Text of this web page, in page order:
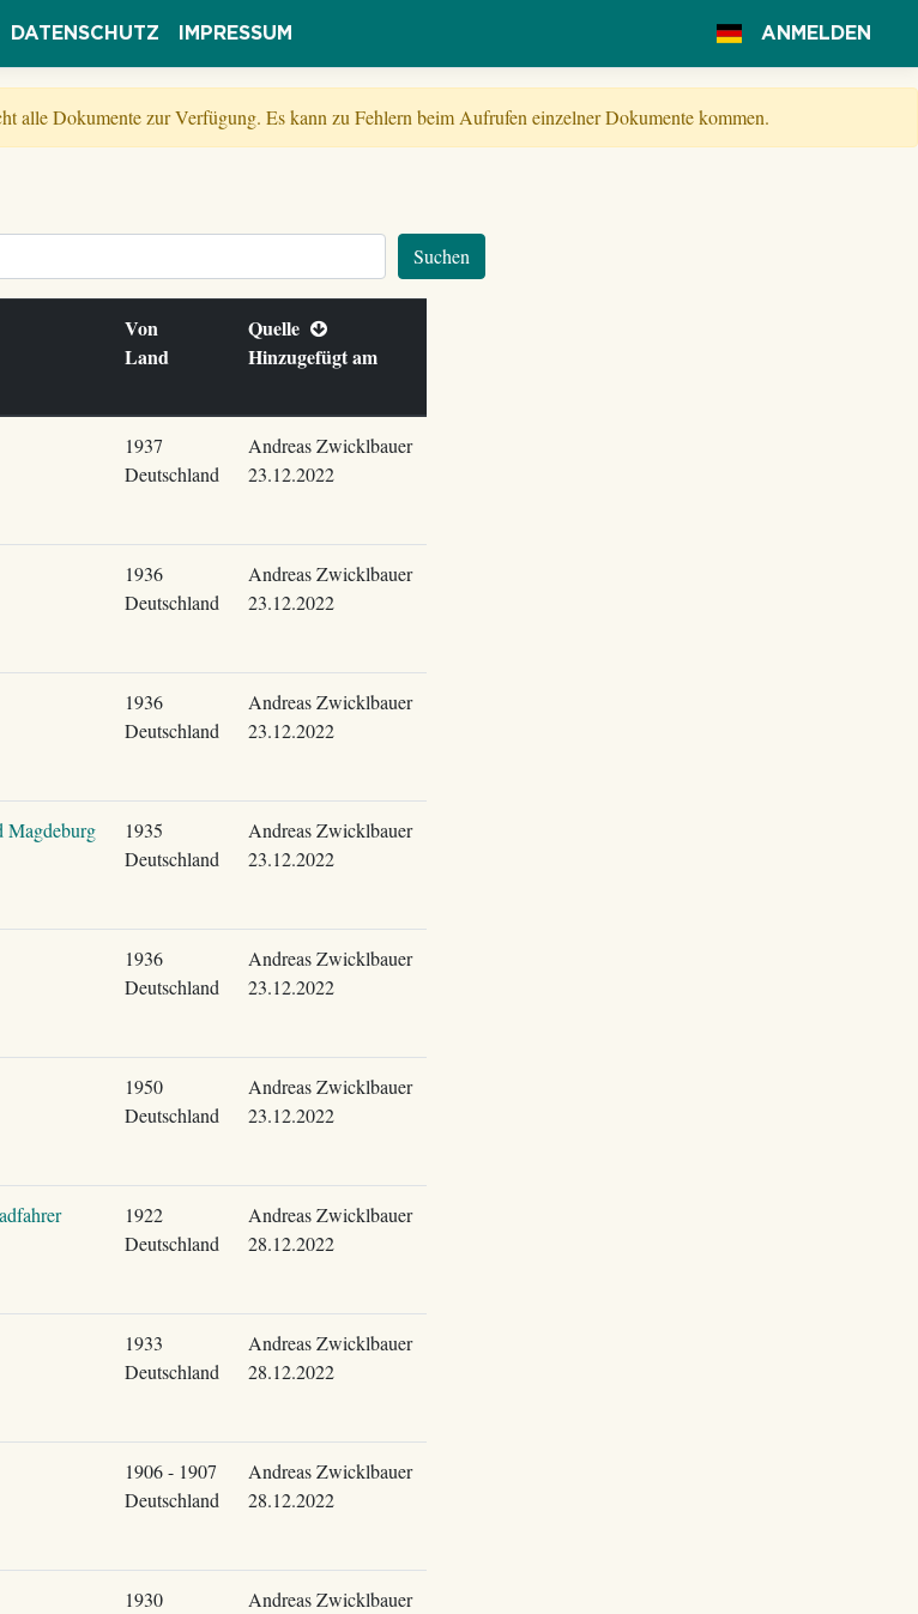
DATENSCHUTZ IMPRESSUM ANMELDEN
alle Dokumente zur Verfügung. Es kann zu Fehlern beim Aufrufen einzelner Dokumente kommen.
Suchen
Von
Land
Quelle
Hinzugefügt am
1937
Deutschland
Andreas Zwicklbauer
23.12.2022
1936
Deutschland
Andreas Zwicklbauer
23.12.2022
1936
Deutschland
Andreas Zwicklbauer
23.12.2022
Magdeburg
1935
Deutschland
Andreas Zwicklbauer
23.12.2022
1936
Deutschland
Andreas Zwicklbauer
23.12.2022
1950
Deutschland
Andreas Zwicklbauer
23.12.2022
1922
Deutschland
Andreas Zwicklbauer
28.12.2022
1933
Deutschland
Andreas Zwicklbauer
28.12.2022
1906 - 1907
Deutschland
Andreas Zwicklbauer
28.12.2022
1930
Andreas Zwicklbauer